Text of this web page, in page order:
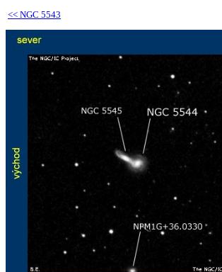
<< NGC 5543